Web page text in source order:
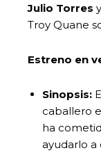
Julio Torres y
Troy Quane
Estreno en
Sinopsis:
caballero
ha
ayudarlo a